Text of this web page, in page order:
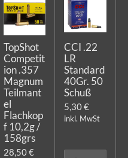
TopShot
Competit
ion .357
Magnum
Teilmant
el
Flachkop
f 10,2g /
158grs
28,50 €
CCI .22
LR
Standard
40Gr. 50
Schuß
5,30 €
inkl. MwSt